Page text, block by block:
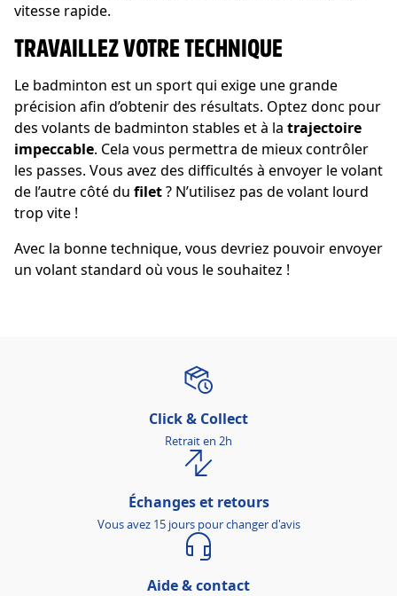
vitesse rapide.
TRAVAILLEZ VOTRE TECHNIQUE
Le badminton est un sport qui exige une grande
précision afin d’obtenir des résultats. Optez donc pour
des volants de badminton stables et à la trajectoire
impeccable. Cela vous permettra de mieux contrôler
les passes. Vous avez des difficultés à envoyer le volant
de l’autre côté du filet? N’utilisez pas de volant lourd
trop vite !
Avec la bonne technique, vous devriez pouvoir envoyer
un volant standard où vous le souhaitez !
Click & Collect
Retrait en 2h
Échanges et retours
Vous avez 15 jours pour changer d'avis
Aide & contact